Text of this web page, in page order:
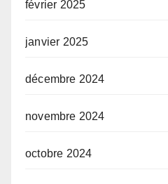
février 2025
janvier 2025
décembre 2024
novembre 2024
octobre 2024